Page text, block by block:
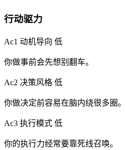
行动驱力
Ac1 动机导向 低
你做事前会先想别翻车。
Ac2 决策风格 低
你做决定前容易在脑内绕很多圈。
Ac3 执行模式 低
你的执行力经常要靠死线召唤。